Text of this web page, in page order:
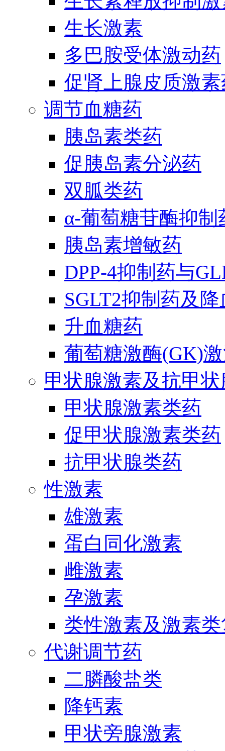
生长激素
多巴胺受体激动药
促肾上腺皮质激
调节血糖药
胰岛素类药
促胰岛素分泌药
双胍类药
α-葡萄糖苷酶抑制
胰岛素增敏药
DPP-4抑制药与
SGLT2抑制药及
升血糖药
葡萄糖激酶(GK)
甲状腺激素及抗甲
甲状腺激素类药
促甲状腺激素类药
抗甲状腺类药
性激素
雄激素
蛋白同化激素
雌激素
孕激素
类性激素及激素
代谢调节药
二膦酸盐类
降钙素
甲状旁腺激素